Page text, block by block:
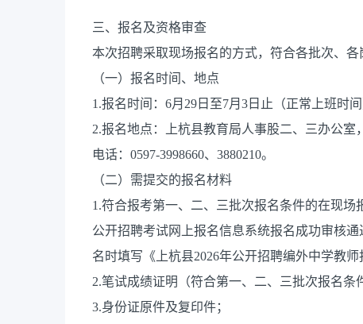
三、报名及资格审查
本次招聘采取现场报名的方式，符合各批次、
（一）报名时间、地点
1.报名时间：6月29日至7月3日止（正常上班时间
2.报名地点：上杭县教育局人事股二、三办公
电话：0597-3998660、3880210。
（二）需提交的报名材料
1.符合报考第一、二、三批次报名条件的在现
公开招聘考试网上报名信息系统报名成功审核
名时填写《上杭县2026年公开招聘编外中学教师
2.笔试成绩证明（符合第一、二、三批次报名条
3.身份证原件及复印件；